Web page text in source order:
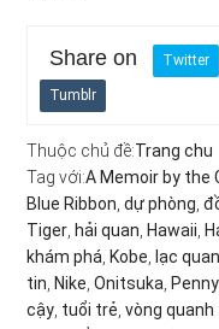
Share on Twitter
Tumblr
Thuộc chủ đề:Trang chu
Tag với:A Memoir by the
Blue Ribbon,dự phòng,
Tiger, hải quan, Hawaii,
khám phá, Kobe, lạc quan
tin, Nike,Onitsuka, Penny
cậy, tuổi trẻ,vòng quanh